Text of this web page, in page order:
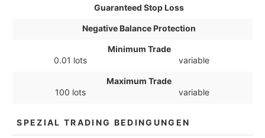
Guaranteed Stop Loss
Negative Balance Protection
Minimum Trade
0.01 lots
variable
Maximum Trade
100 lots
variable
SPEZIAL TRADING BEDINGUNGEN